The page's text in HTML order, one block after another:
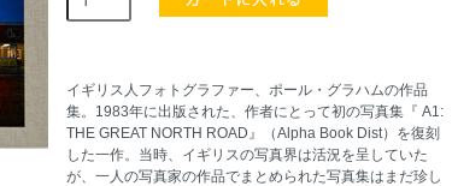
イギリス人フォトグラファー、ポール・グラハムの作品
集。1983年に出版された、作者にとって初の写真集『 A1:
THE GREAT NORTH ROAD』（Alpha Book Dist）を復刻
した一作。当時、イギリスの写真界は活況を呈していた
が、一人の写真家の作品でまとめられた写真集はまだ珍し